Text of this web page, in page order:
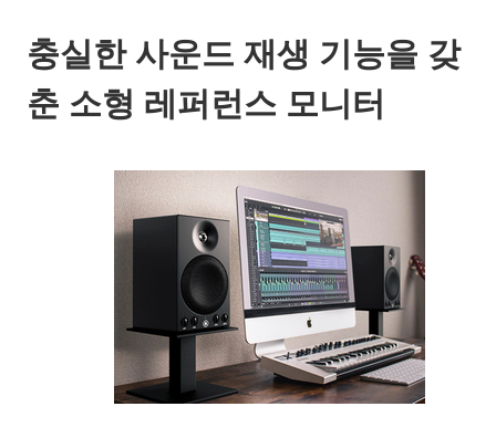
충실한 사운드 재생 기능을 갖
춘 소형 레퍼런스 모니터